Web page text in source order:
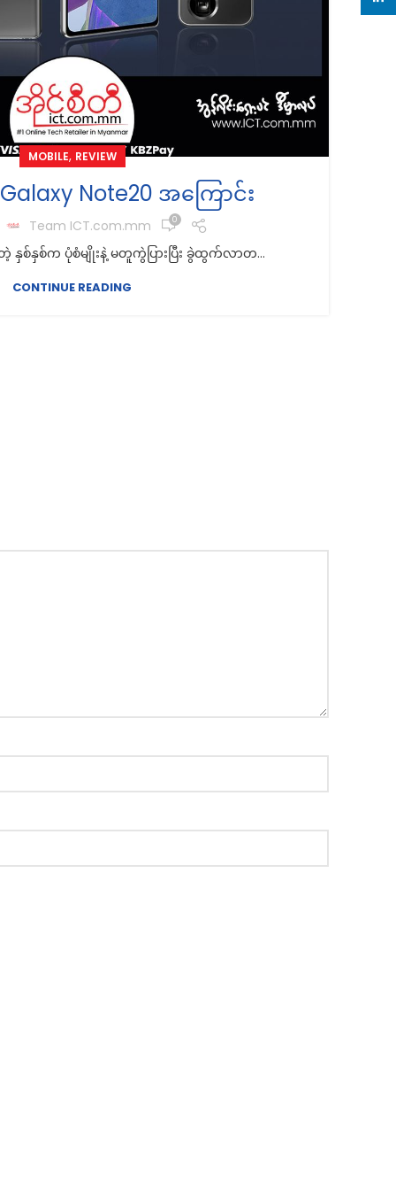
MOBILE, REVIEW
Galaxy Note20 အကြောင်း
Team ICT.com.mm 0
နှစ်နှစ်က ပုံစံမျိုးနဲ့ မတူကွဲပြားပြီး ခွဲထွက်လာတ...
CONTINUE READING